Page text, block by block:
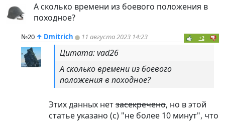
А сколько времени из боевого положения в
походное?
№20 ↑ Dmitrich 11 августа 2023 14:23 +2
Цитата: vad26
А сколько времени из боевого
положения в походное?
Этих данных нетзасекречено, но в этой
статье указано (с) "не более 10 минут", что